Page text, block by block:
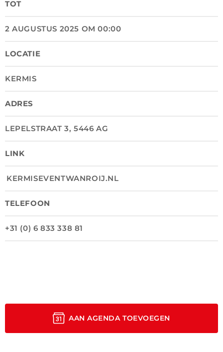
TOT
2 AUGUSTUS 2025 OM 00:00
LOCATIE
KERMIS
ADRES
LEPELSTRAAT 3, 5446 AG
LINK
KERMISEVENTWANROIJ.NL
TELEFOON
+31 (0) 6 833 338 81
AAN AGENDA TOEVOEGEN